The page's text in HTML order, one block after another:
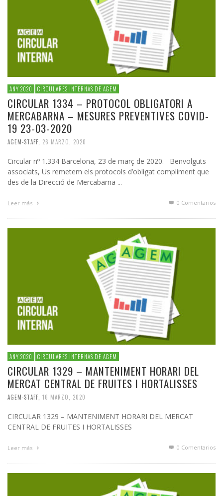
ANY 2020 CIRCULARES INTERNAS DE AGEM
CIRCULAR 1334 – PROTOCOL OBLIGATORI A
MERCABARNA – MESURES PREVENTIVES COVID-
19 23-03-2020
AGEM-STAFF 26 MARZO, 2020
Circular nº 1.334 Barcelona, 23 de març de 2020. Benvolguts
associats, Us remetem els protocols d’obligat compliment que
des de la Direcció de Mercabarna ...
Leer más 0 Comentarios
ANY 2020 CIRCULARES INTERNAS DE AGEM
CIRCULAR 1329 – MANTENIMENT HORARI DEL
MERCAT CENTRAL DE FRUITES I HORTALISSES
AGEM-STAFF 16 MARZO, 2020
CIRCULAR 1329 – MANTENIMENT HORARI DEL MERCAT
CENTRAL DE FRUITES I HORTALISSES
Leer más 0 Comentarios